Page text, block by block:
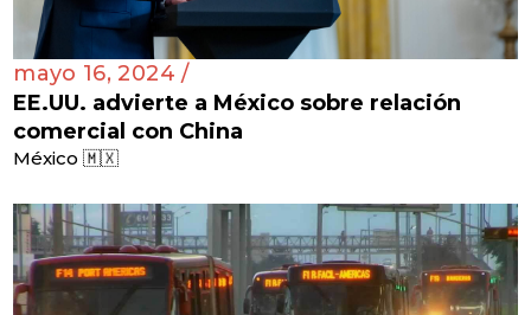
mayo 16, 2024 /
EE.UU. advierte a México sobre relación
comercial con China
México 🇲🇽